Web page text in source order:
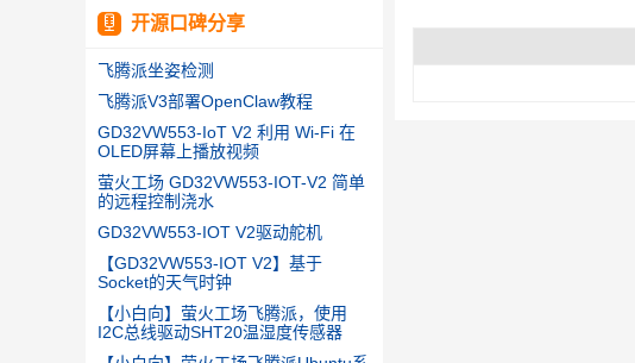
开源口碑分享
飞腾派坐姿检测
飞腾派V3部署OpenClaw教程
GD32VW553-IoT V2 利用 Wi-Fi 在
OLED屏幕上播放视频
萤火工场 GD32VW553-IOT-V2 简单
的远程控制浇水
GD32VW553-IOT V2驱动舵机
【GD32VW553-IOT V2】基于
Socket的天气时钟
【小白向】萤火工场飞腾派，使用
I2C总线驱动SHT20温湿度传感器